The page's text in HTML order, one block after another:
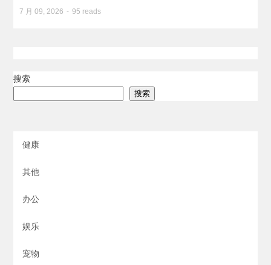
7 月 09, 2026 95 reads
搜索
搜索
健康
其他
办公
娱乐
宠物